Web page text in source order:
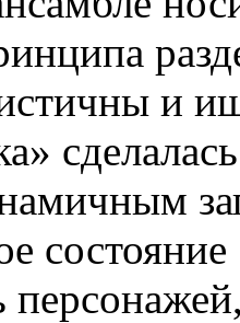
и